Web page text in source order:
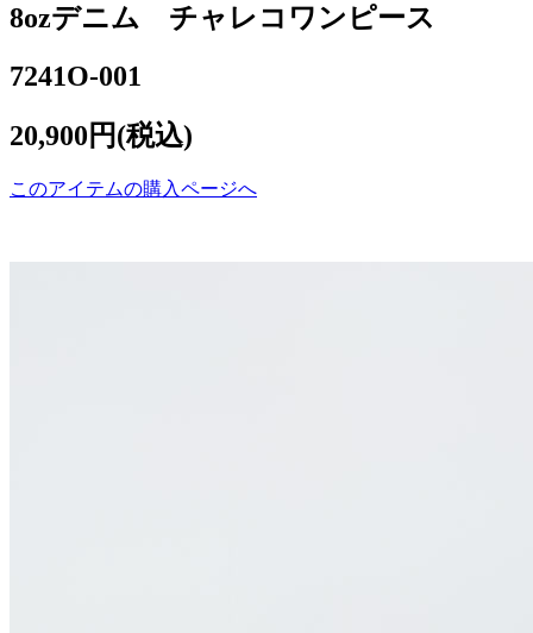
8ozデニム チャレコワンピース
7241O-001
20,900円(税込)
このアイテムの購入ページへ